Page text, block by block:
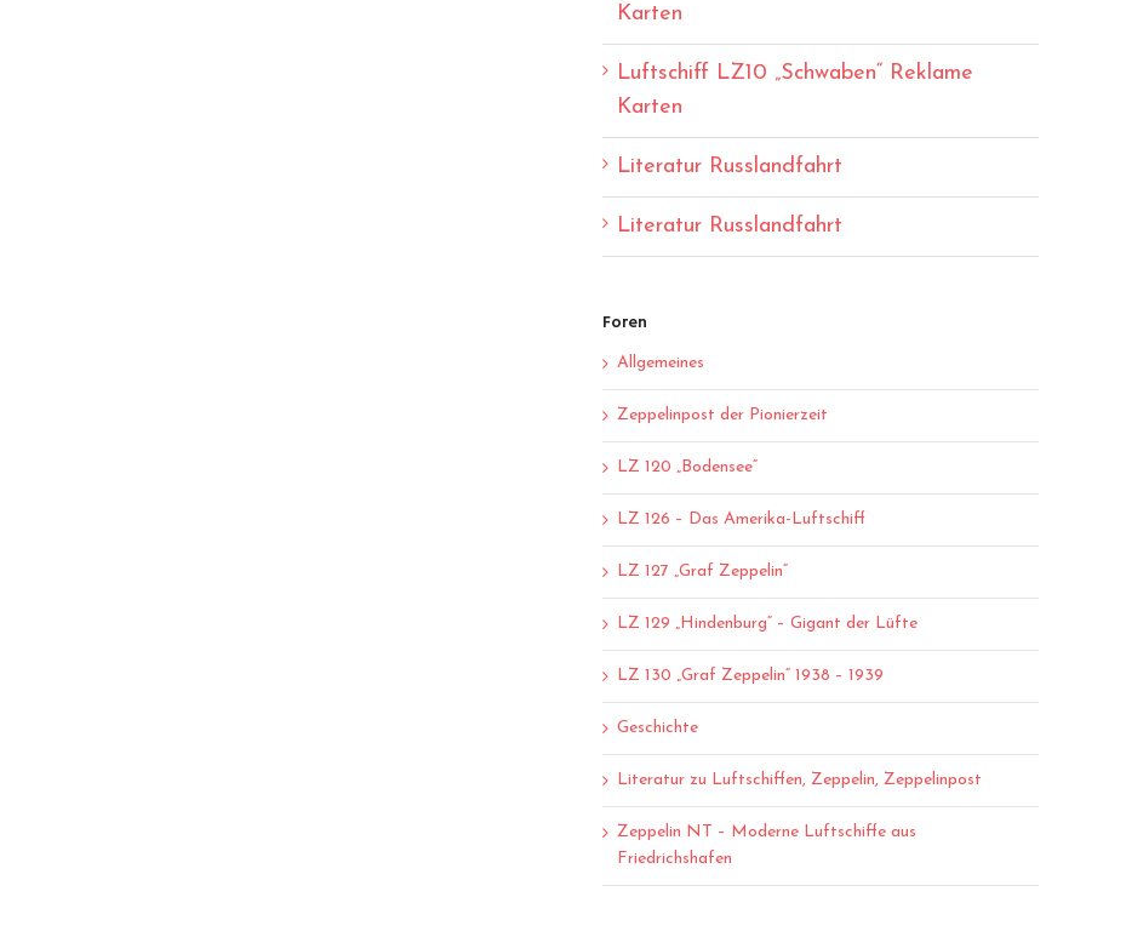
Karten
Luftschiff LZ10 „Schwaben“ Reklame
Karten
Literatur Russlandfahrt
Literatur Russlandfahrt
Foren
Allgemeines
Zeppelinpost der Pionierzeit
LZ 120 „Bodensee“
LZ 126 – Das Amerika-Luftschiff
LZ 127 „Graf Zeppelin“
LZ 129 „Hindenburg“ – Gigant der Lüfte
LZ 130 „Graf Zeppelin“ 1938 – 1939
Geschichte
Literatur zu Luftschiffen, Zeppelin, Zeppelinpost
Zeppelin NT – Moderne Luftschiffe aus
Friedrichshafen